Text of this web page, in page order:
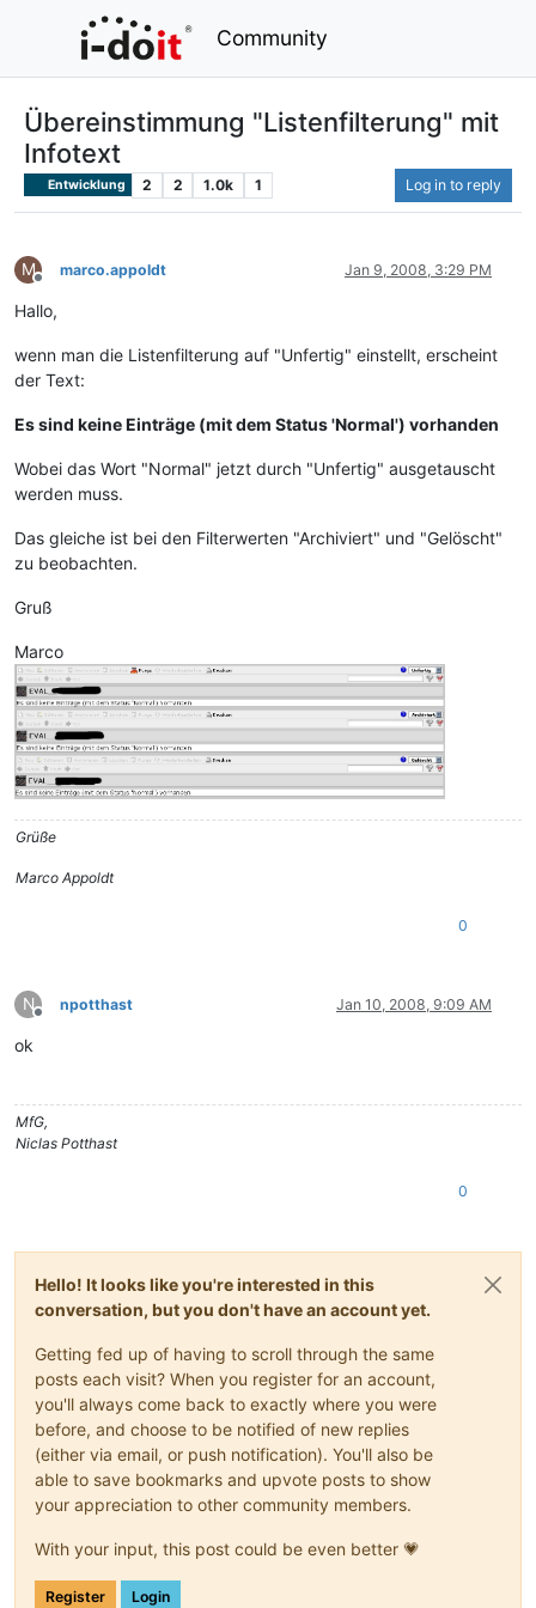
Community
Übereinstimmung "Listenfilterung" mit
Infotext
Entwicklung 2 2 1.0k 1 Log in to reply
M
Offline
marco.appoldt Jan 9, 2008, 3:29 PM
Hallo,
wenn man die Listenfilterung auf "Unfertig" einstellt, erscheint
der Text:
Es sind keine Einträge (mit dem Status 'Normal') vorhanden
Wobei das Wort "Normal" jetzt durch "Unfertig" ausgetauscht
werden muss.
Das gleiche ist bei den Filterwerten "Archiviert" und "Gelöscht"
zu beobachten.
Gruß
Marco
Grüße
Marco Appoldt
0
N
Offline
npotthast Jan 10, 2008, 9:09 AM
ok
MfG,
Niclas Potthast
0
Hello! It looks like you're interested in this
conversation, but you don't have an account yet.
Getting fed up of having to scroll through the same
posts each visit? When you register for an account,
you'll always come back to exactly where you were
before, and choose to be notified of new replies
(either via email, or push notification). You'll also be
able to save bookmarks and upvote posts to show
your appreciation to other community members.
With your input, this post could be even better 💗
Register Login